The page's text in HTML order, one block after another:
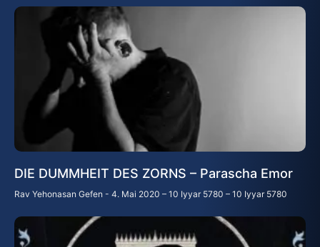
DIE DUMMHEIT DES ZORNS – Parascha Emor
Rav Yehonasan Gefen 4. Mai 2020 – 10 Iyyar 5780 – 10 Iyyar 5780